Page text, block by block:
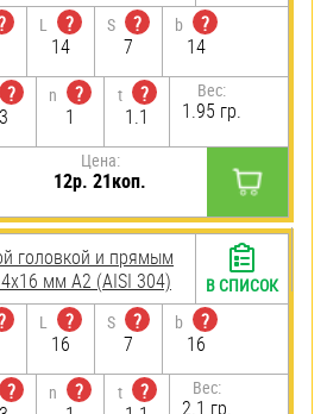
L
?
14
S
?
7
b
?
14
?
3
n
?
1
t
?
1.1
Вес:
1.95 гр.
Цена:
12р. 21коп.
головкой и прямым
мм А2 (AISI 304)
L
?
16
S
?
7
b
?
16
?
n
?
t
?
Вес:
2.1 гр.
В СПИСОК